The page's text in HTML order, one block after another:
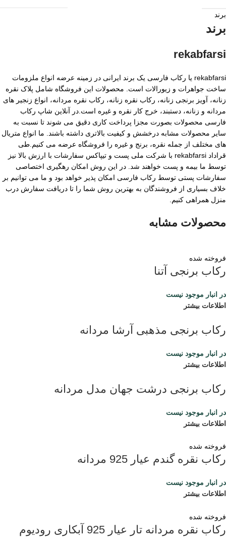
برند
برند
rekabfarsi
rekabfarsi یا رکاب فارسی یک برند ایرانی در زمینه عرضه انواع ملزومات
ساخت جواهرات و زیورالات است. محصولات این فروشگاه شامل پلاک نقره
زنانه، آویز برنجی زنانه، رکاب نقره زنانه، رکاب نقره مردانه، انواع زنجیر های
مردانه و زنانه، دستبند، خرج کار نقره و غیره است.در آنلاین شاپ رکاب
فارسی محصولات بصورت مجزا پرداخت کاری دقیق می شوند تا نسبت به
سایر محصولات مشابه درخشش و کیفیت بالاتری داشته باشند. ما انواع متریال
های مختلف از جمله نقره، برنج و غیره را فروشگاه عرضه می کنیم.طی
قراداد rekabfarsi با شرکت ملی پست و تیپاکس سفارشات با ارزش بالا نیز
توسط ما بیمه و پست خواهند شد. در این روش امکان رهگیری اختصاصی
سفارشات پستی توسط رکاب فارسی امکان پذیر خواهد بود و ما می توانیم بر
خلاف بسیاری از فروشندگان به بهترین روش شما را تا دریافت سفارش درب
منزل همراهی کنیم.
محصولات مشابه
فروخته شده
رکاب برنجی آتنا
در انبار موجود نیست
اطلاعات بیشتر
رکاب برنجی مذهبی آرشا مردانه
در انبار موجود نیست
اطلاعات بیشتر
رکاب برنجی درشت جهان مدل مردانه
در انبار موجود نیست
اطلاعات بیشتر
فروخته شده
رکاب نقره گندم عیار 925 مردانه
در انبار موجود نیست
اطلاعات بیشتر
فروخته شده
رکاب نقره مردانه تار عیار 925 آبکاری رودیوم